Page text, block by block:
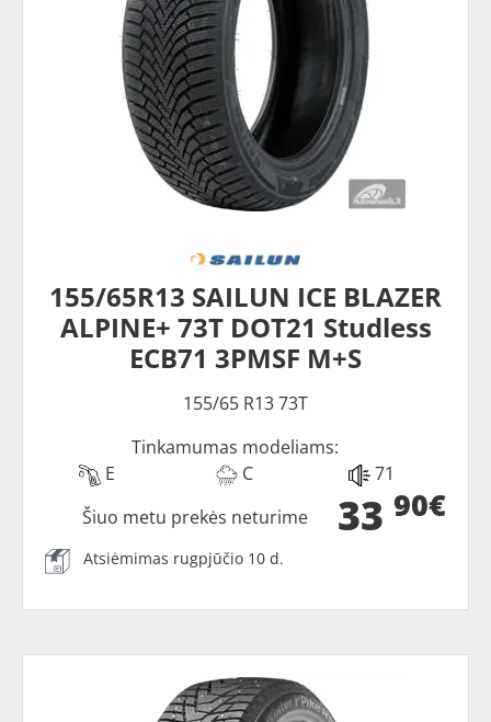
155/65R13 SAILUN ICE BLAZER
ALPINE+ 73T DOT21 Studless
ECB71 3PMSF M+S
155/65 R13 73T
Tinkamumas modeliams:
E
C 71
33 90€
Šiuo metu prekės neturime
Atsiėmimas rugpjūčio 10 d.